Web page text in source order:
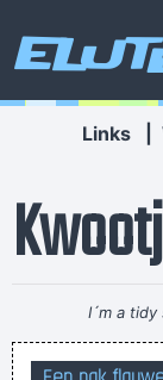
Links
I´m a
the record